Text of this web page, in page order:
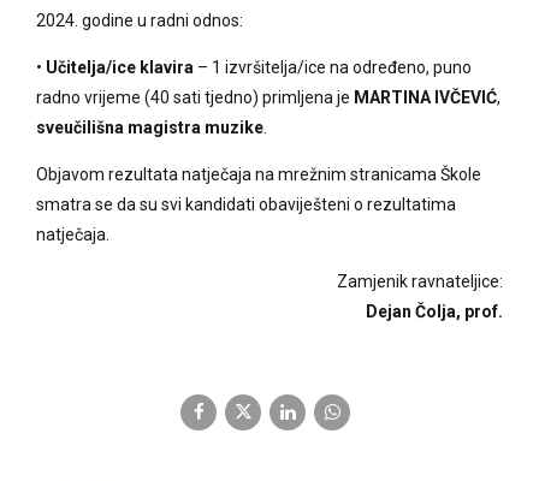
2024. godine u radni odnos:
• Učitelja/ice klavira – 1 izvršitelja/ice na određeno, puno
radno vrijeme (40 sati tjedno) primljena je MARTINA IVČEVIĆ,
sveučilišna magistra muzike
Objavom rezultata natječaja na mrežnim stranicama Škole
smatra se da su svi kandidati obaviješteni o rezultatima
natječaja.
Zamjenik ravnateljice:
Dejan Čolja, prof.